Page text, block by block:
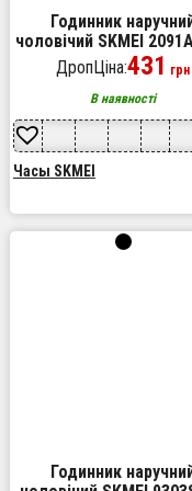
Годинник
чоловічий SKMEI
армійський
протиударний,
тактичний годинник
ДропЦіна:431 грн
В наявності
Часы SKMEI
Годинник